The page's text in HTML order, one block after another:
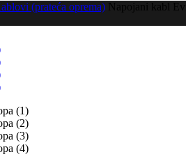
(prateća oprema) Napojani kabl